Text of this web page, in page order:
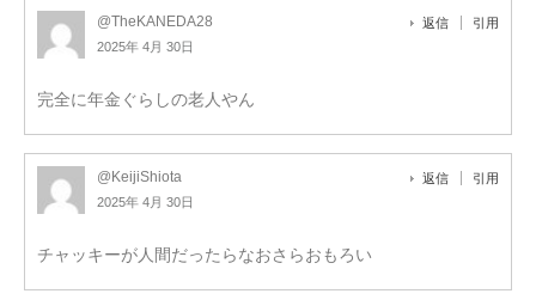
@TheKANEDA28
2025年 4月 30日
返信 引用
完全に年金ぐらしの老人やん
@KeijiShiota
2025年 4月 30日
返信 引用
チャッキーが人間だったらなおさらおもろい